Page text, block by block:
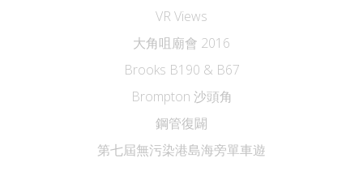
VR Views
大角咀廟會 2016
Brooks B190 & B67
Brompton 沙頭角
鋼管復闢
第七屆無污染港島海旁單車遊